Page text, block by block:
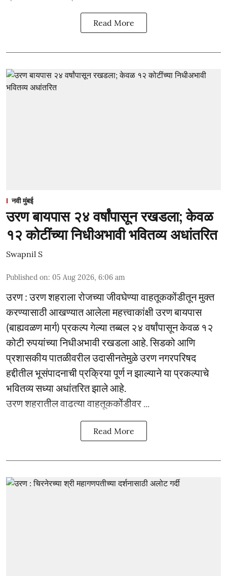
Read More
नवी मुंबई
उरण बायपास २४ वर्षांपासून रखडला; केवळ
१२ कोटींच्या निधीअभावी भवितव्य अधांतरित
Swapnil S
Published on: 05 Aug 2026, 6:06 am
उरण : उरण शहराला रोजच्या जीवघेण्या वाहतूककोंडीतून मुक्त
करण्यासाठी आखण्यात आलेला महत्त्वाकांक्षी उरण बायपास
(बाह्यवळण मार्ग) प्रकल्प गेल्या तब्बल २४ वर्षांपासून केवळ १२
कोटी रुपयांच्या निधीअभावी रखडला आहे. सिडको आणि
प्रशासकीय पातळीवरील उदासीनतेमुळे उरण नगरपरिषद
हद्दीतील भूसंपादनाची प्रक्रिया पूर्ण न झाल्याने या प्रकल्पाचे
भवितव्य सध्या अधांतरित झाले आहे.
उरण शहरातील वाढत्या वाहतूककोंडीवर ...
Read More